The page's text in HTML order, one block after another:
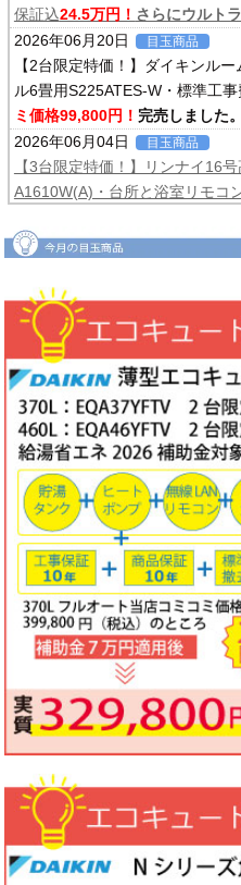
保証込24.5万円！ さらにウルト
2026年06月20日
目玉商品
【2台限定特価！】ダイキンル
ル6畳用S225ATES-W・標準工事
ミ価格99,800円！ 完売しました。
2026年06月04日
目玉商品
【3台限定特価！】リンナイ16
A1610W(A)・台所と浴室リモコ
2026年06月04日
デル6畳用S225ATCS-W・標準
年保証付きコミコミ価格128,000
2026年06月02日
キャンペーン
ノーリツでおトクに買替え！ノ
リ接続で
現金最大35,000円
がも
ャンペーン2026第2弾。キャン
18日まで
2026年06月02日
目玉商品
【1台限定特価！】三菱ルーム
MSZ-GV2823-W・標準工事費
99,800円！完売しました
2026年05月22日
お知らせ
ノーリツ・リンナイ・パロマ製
2026年05月18日
目玉商品
ノーリツビルトインコンロ「
なら「ロティプレートS」プレ
79,800円！数量限定のため、な
2026年05月15日
目玉商品
パロマ屋外式エコジョーズふろ
FH-E2011SAWL(K)マルチリモ
（処分込）10年商品・工事保証付